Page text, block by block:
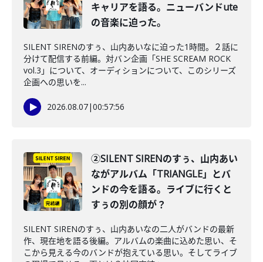
キャリアを語る。ニューバンドute
の音楽に迫った。
SILENT SIRENのすぅ、山内あいなに迫った1時間。２話に
分けて配信する前編。対バン企画「SHE SCREAM ROCK
vol.3」について、オーディションについて、このシリーズ
企画への思いを...
2026.08.07|00:57:56
②SILENT SIRENのすぅ、山内あい
ながアルバム「TRIANGLE」とバ
ンドの今を語る。ライブに行くと
すぅの別の顔が？
SILENT SIRENのすぅ、山内あいなの二人がバンドの最新
作、現在地を語る後編。アルバムの楽曲に込めた思い、そ
こから見える今のバンドが抱えている思い。そしてライブ